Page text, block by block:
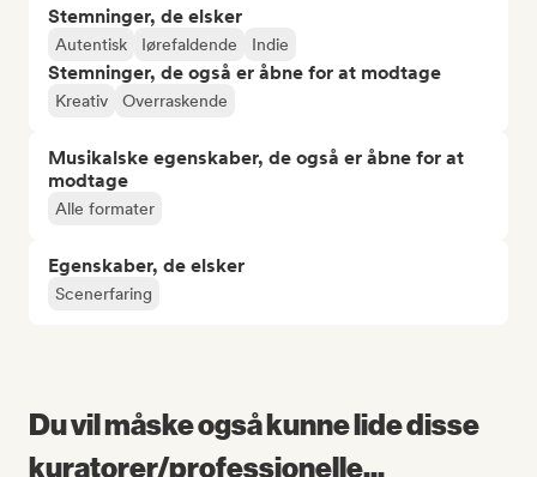
Stemninger, de elsker
Autentisk Iørefaldende Indie
Stemninger, de også er åbne for at modtage
Kreativ Overraskende
Musikalske egenskaber, de også er åbne for at
modtage
Alle formater
Egenskaber, de elsker
Scenerfaring
Du vil måske også kunne lide disse
kuratorer/professionelle...